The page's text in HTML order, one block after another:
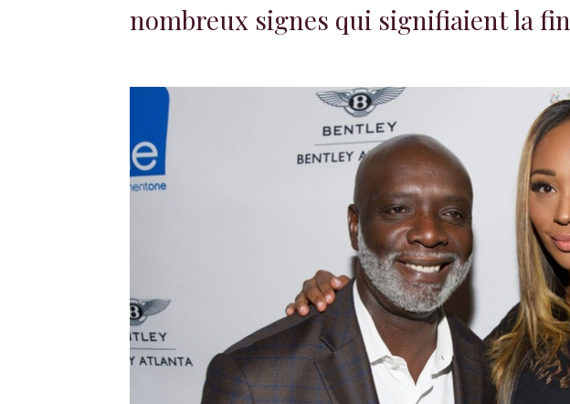
nombreux signes qui signifiaient la fin